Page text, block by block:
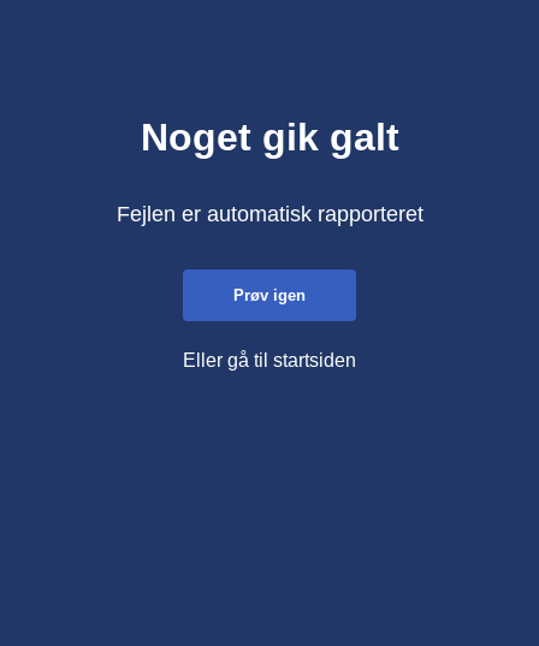
Noget gik galt
Fejlen er automatisk rapporteret
Prøv igen
Eller gå til startsiden